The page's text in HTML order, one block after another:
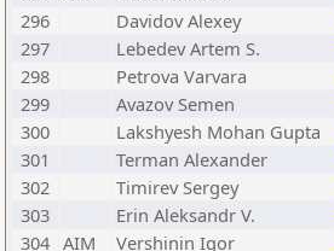
296
Davidov Alexey
297
Lebedev Artem S.
298
Petrova Varvara
299
Avazov Semen
300
Lakshyesh Mohan Gupta
301
Terman Alexander
302
Timirev Sergey
303
Erin Aleksandr V.
304 AIM Vershinin Igor